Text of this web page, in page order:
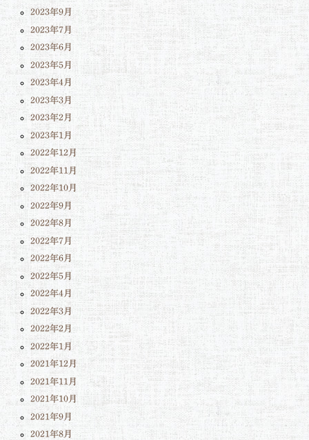
2023年9月
2023年7月
2023年6月
2023年5月
2023年4月
2023年3月
2023年2月
2023年1月
2022年12月
2022年11月
2022年10月
2022年9月
2022年8月
2022年7月
2022年6月
2022年5月
2022年4月
2022年3月
2022年2月
2022年1月
2021年12月
2021年11月
2021年10月
2021年9月
2021年8月